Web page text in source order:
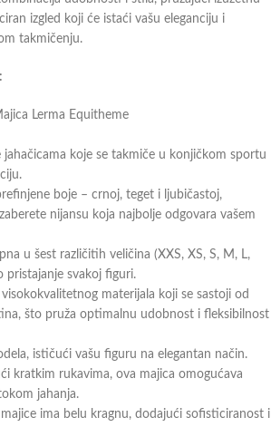
izgled koji će istaći vašu eleganciju i
takmičenju.
Lerma Equitheme
jahačicama koje se takmiče u konjičkom sportu
boje – crnoj, teget i ljubičastoj,
nijansu koja najbolje odgovara vašem
u šest različitih veličina (XXS, XS, S, M, L,
pristajanje svakoj figuri.
visokokvalitetnog materijala koji se sastoji od
što pruža optimalnu udobnost i fleksibilnost
ističući vašu figuru na elegantan način.
kratkim rukavima, ova majica omogućava
jahanja.
ima belu kragnu, dodajući sofisticiranost i